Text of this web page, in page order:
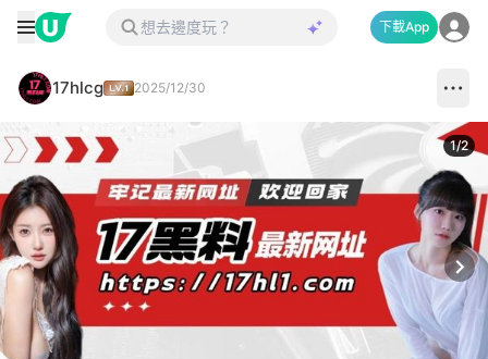
下載App
17hlcg 2025/12/30
1/2